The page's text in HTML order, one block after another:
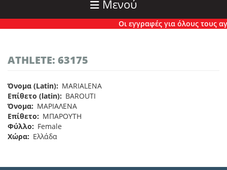
Μενού
Οι εγγραφές για όλους τους
ATHLETE: 63175
Όνομα (Latin)
MARIALENA
Επίθετο (latin)
BAROUTI
Όνομα
ΜΑΡΙΑΛΕΝΑ
Επίθετο
ΜΠΑΡΟΥΤΗ
Φύλλο
Female
Χώρα
Ελλάδα